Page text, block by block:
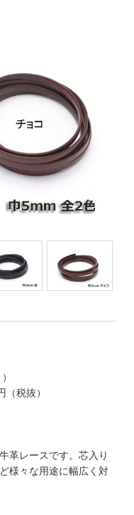
税抜）
革レースです。芯入り
様々な用途に幅広く対